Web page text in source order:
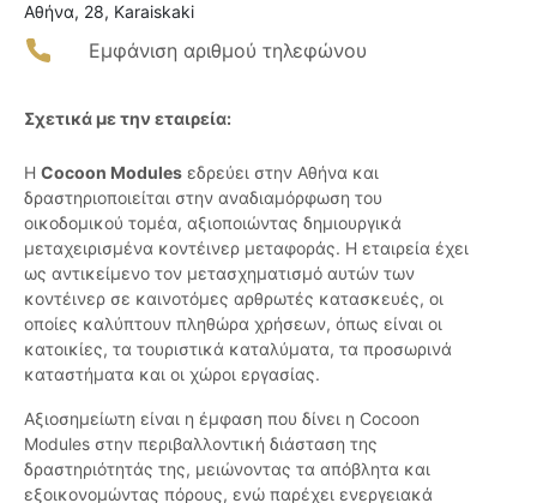
Αθήνα, 28, Karaiskaki
Εμφάνιση αριθμού τηλεφώνου
Σχετικά με την εταιρεία:
Η Cocoon Modules εδρεύει στην Αθήνα και
δραστηριοποιείται στην αναδιαμόρφωση του
οικοδομικού τομέα, αξιοποιώντας δημιουργικά
μεταχειρισμένα κοντέινερ μεταφοράς. Η εταιρεία έχει
ως αντικείμενο τον μετασχηματισμό αυτών των
κοντέινερ σε καινοτόμες αρθρωτές κατασκευές, οι
οποίες καλύπτουν πληθώρα χρήσεων, όπως είναι οι
κατοικίες, τα τουριστικά καταλύματα, τα προσωρινά
καταστήματα και οι χώροι εργασίας.
Αξιοσημείωτη είναι η έμφαση που δίνει η Cocoon
Modules στην περιβαλλοντική διάσταση της
δραστηριότητάς της, μειώνοντας τα απόβλητα και
εξοικονομώντας πόρους, ενώ παρέχει ενεργειακά